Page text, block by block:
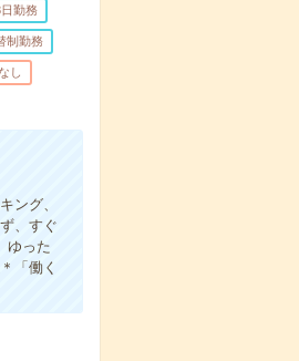
勤務
制勤務
し
ング、
、すぐ
ゆった
「働く